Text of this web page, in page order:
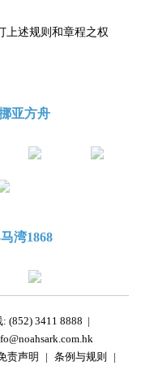
上述规则和章程之权
亚方舟
湾1868
: (852) 3411 8888 |
责声明 | 条例与规则
|